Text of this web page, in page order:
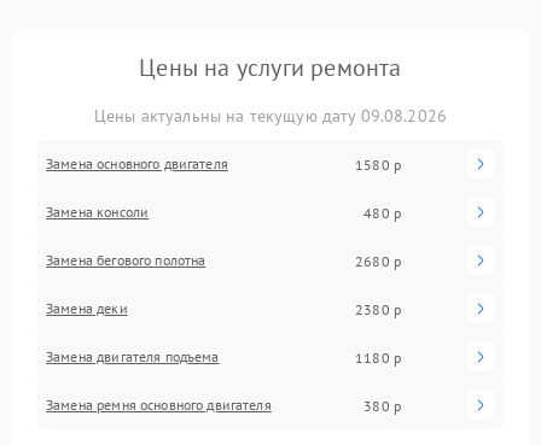
Цены на услуги ремонта
Цены актуальны на текущую дату 09.08.2026
Замена основного двигателя 1580 р
Замена консоли 480 р
Замена бегового полотна 2680 р
Замена деки 2380 р
Замена двигателя подъема 1180 р
Замена ремня основного двигателя 380 р